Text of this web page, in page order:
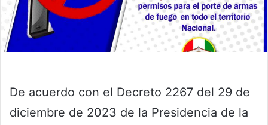
De acuerdo con el Decreto 2267 del 29 de
diciembre de 2023 de la Presidencia de la